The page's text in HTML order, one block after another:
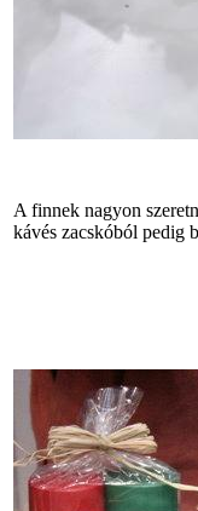
A finnek nagyon
kávés zacskóból pedig